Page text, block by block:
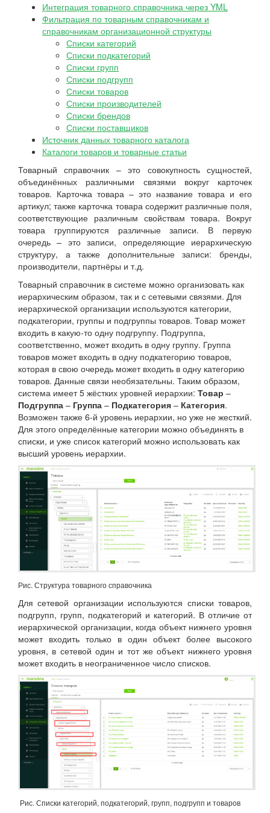
Интеграция товарного справочника через YML
Фильтрация по товарным справочникам и
справочникам организационной структуры
Списки категорий
Списки подкатегорий
Списки групп
Списки подгрупп
Списки товаров
Списки производителей
Списки брендов
Списки поставщиков
Источник данных товарного каталога
Каталоги товаров и товарные статьи
Товарный справочник – это совокупность сущностей,
объединённых различными связями вокруг карточек
товаров. Карточка товара – это название товара и его
артикул; также карточка товара содержит различные поля,
соответствующие различным свойствам товара. Вокруг
товара группируются различные записи. В первую
очередь – это записи, определяющие иерархическую
структуру, а также дополнительные записи: бренды,
производители, партнёры и т.д.
Товарный справочник в системе можно организовать как
иерархическим образом, так и с сетевыми связями. Для
иерархической организации используются категории,
подкатегории, группы и подгруппы товаров. Товар может
входить в какую-то одну подгруппу. Подгруппа,
соответственно, может входить в одну группу. Группа
товаров может входить в одну подкатегорию товаров,
которая в свою очередь может входить в одну категорию
товаров. Данные связи необязательны. Таким образом,
система имеет 5 жёстких уровней иерархии: Товар –
Подгруппа – Группа – Подкатегория – Категория.
Возможен также 6-й уровень иерархии, но уже не жесткий.
Для этого определённые категории можно объединять в
списки, и уже список категорий можно использовать как
высший уровень иерархии.
Рис. Структура товарного справочника
Для сетевой организации используются списки товаров,
подгрупп, групп, подкатегорий и категорий. В отличие от
иерархической организации, когда объект нижнего уровня
может входить только в один объект более высокого
уровня, в сетевой один и тот же объект нижнего уровня
может входить в неограниченное число списков.
Рис. Списки категорий, подкатегорий, групп, подгрупп и товаров